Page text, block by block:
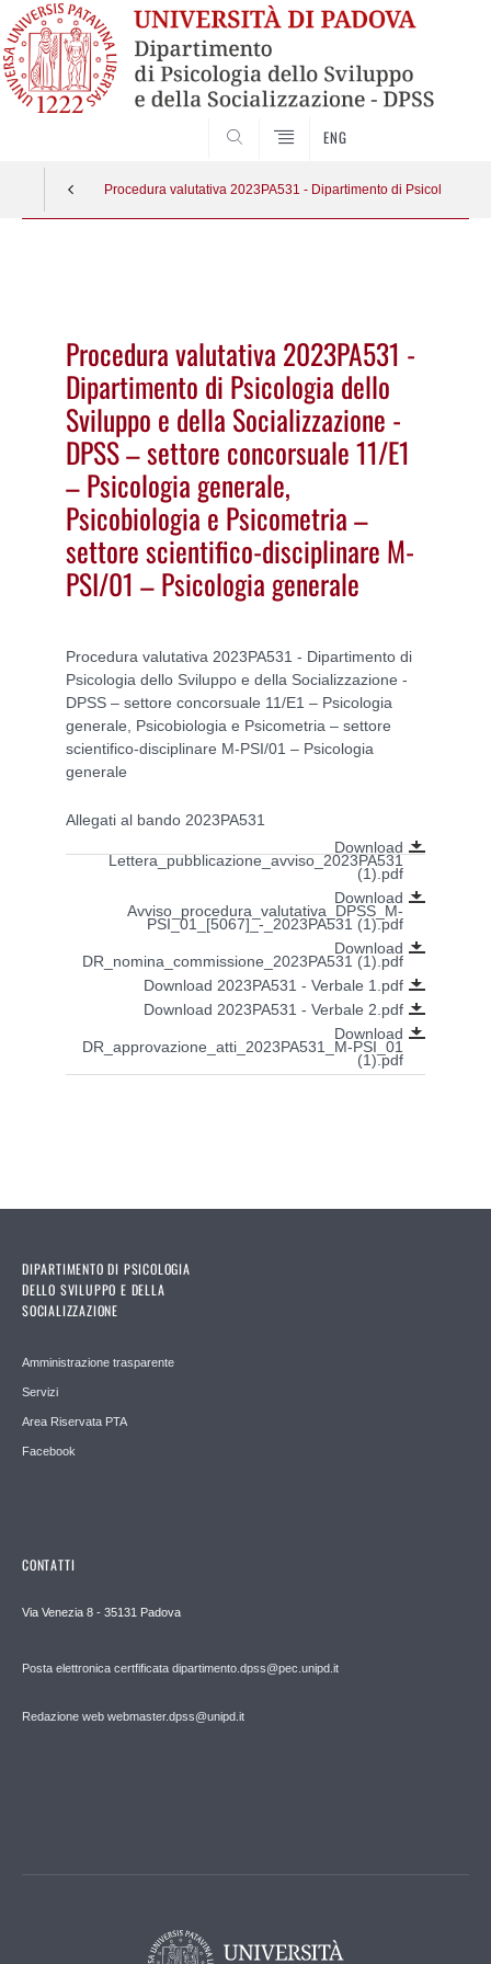
ENG
Procedura valutativa 2023PA531 - Dipartimento di Psicologia
Procedura valutativa 2023PA531 -
Dipartimento di Psicologia dello
Sviluppo e della Socializzazione -
DPSS – settore concorsuale 11/E1
– Psicologia generale,
Psicobiologia e Psicometria –
settore scientifico-disciplinare M-
PSI/01 – Psicologia generale
Procedura valutativa 2023PA531 - Dipartimento di
Psicologia dello Sviluppo e della Socializzazione -
DPSS – settore concorsuale 11/E1 – Psicologia
generale, Psicobiologia e Psicometria – settore
scientifico-disciplinare M-PSI/01 – Psicologia
generale
Allegati al bando 2023PA531
Download
Lettera_pubblicazione_avviso_2023PA531
(1).pdf
Download
Avviso_procedura_valutativa_DPSS_M-
PSI_01_[5067]_-_2023PA531 (1).pdf
Download
DR_nomina_commissione_2023PA531 (1).pdf
Download 2023PA531 - Verbale 1.pdf
Download 2023PA531 - Verbale 2.pdf
Download
DR_approvazione_atti_2023PA531_M-PSI_01
(1).pdf
DIPARTIMENTO DI PSICOLOGIA
DELLO SVILUPPO E DELLA
SOCIALIZZAZIONE
Amministrazione trasparente
Servizi
Area Riservata PTA
Facebook
CONTATTI
Via Venezia 8 - 35131 Padova
Posta elettronica certfificata dipartimento.dpss@pec.unipd.it
Redazione web webmaster.dpss@unipd.it